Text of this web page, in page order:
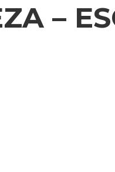
–